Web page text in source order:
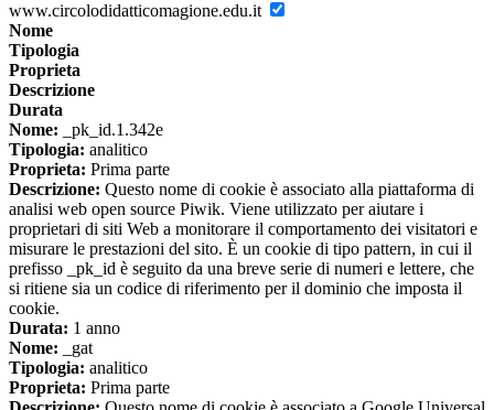
www.circolodidatticomagione.edu.it
Nome
Tipologia
Proprieta
Descrizione
Durata
Nome: _pk_id.1.342e
Tipologia: analitico
Proprieta: Prima parte
Descrizione: Questo nome di cookie è associato alla piattaforma di
analisi web open source Piwik. Viene utilizzato per aiutare i
proprietari di siti Web a monitorare il comportamento dei visitatori e
misurare le prestazioni del sito. È un cookie di tipo pattern, in cui il
prefisso _pk_id è seguito da una breve serie di numeri e lettere, che
si ritiene sia un codice di riferimento per il dominio che imposta il
cookie.
Durata: 1 anno
Nome: _gat
Tipologia: analitico
Proprieta: Prima parte